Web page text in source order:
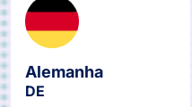
Alemanha
DE